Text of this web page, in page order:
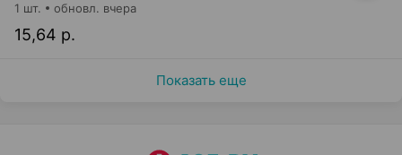
15,64 р.
1 шт. обновл. вчера
Показать еще